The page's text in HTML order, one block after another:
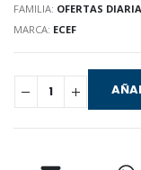
FAMILIA: OFERTAS
MARCA: ECEF